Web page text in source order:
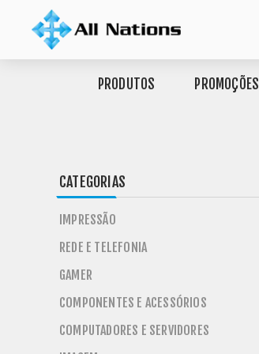
PRODUTOS PROMOÇÕES
CATEGORIAS
IMPRESSÃO
REDE E TELEFONIA
GAMER
COMPONENTES E ACESSÓRIOS
COMPUTADORES E SERVIDORES